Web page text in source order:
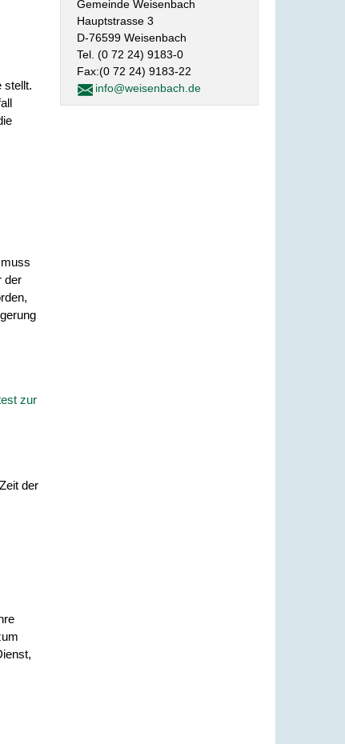
stellt.
der
zur
der
Gemeinde Weisenbach
Hauptstrasse 3
D-76599 Weisenbach
Tel. (0 72 24) 9183-0
Fax:(0 72 24) 9183-22
info@weisenbach.de